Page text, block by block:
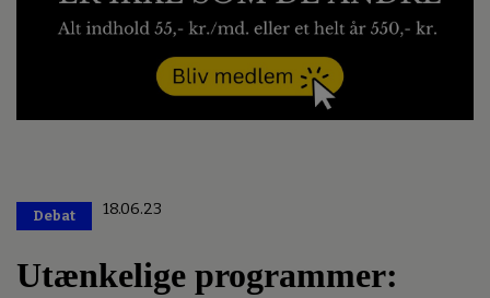
Debat 18.06.23
Utænkelige programmer: